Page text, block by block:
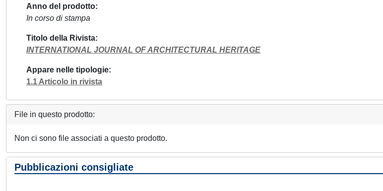
Anno del prodotto
In corso di stampa
Titolo della Rivista
INTERNATIONAL JOURNAL OF ARCHITECTURAL HERITAGE
Appare nelle tipologie
1.1 Articolo in rivista
File in questo prodotto:
Non ci sono file associati a questo prodotto.
Pubblicazioni consigliate